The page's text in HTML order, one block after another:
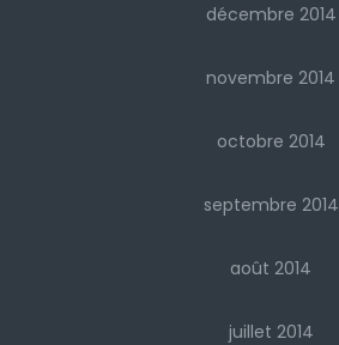
décembre 2014
novembre 2014
octobre 2014
septembre 2014
août 2014
juillet 2014